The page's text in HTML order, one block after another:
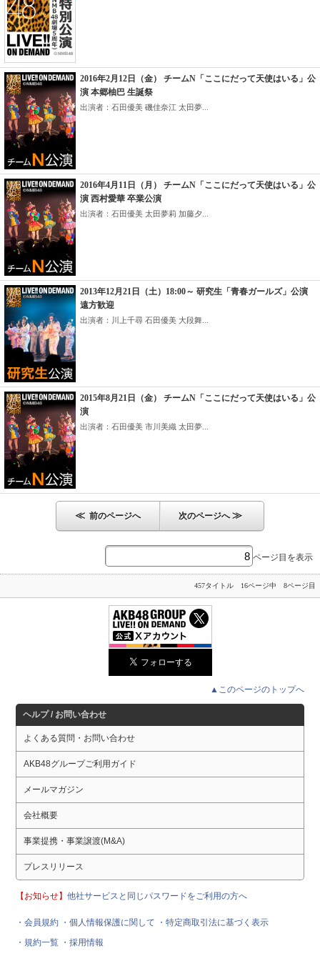
2016年2月12日（金） チームN「ここにだって天使はいる」公
演 本郷柚巴 生誕祭
出演者：石田優美 磯佳奈江 太田夢...
2016年4月11日（月） チームN「ここにだって天使はいる」公
演 西村愛華 卒業公演
出演者：石田優美 太田夢莉 加藤夕...
2013年12月21日（土）18:00～ 研究生「青春ガールズ」公演
遠方歓迎
出演者：川上千尋 石田優美 大段舞...
2015年8月21日（金） チームN「ここにだって天使はいる」公
演
出演者：石田優美 市川美織 太田夢...
≪ 前のページへ 次のページへ≫
ページ目を表示
457タイトル 16ページ中 8ページ目
▲このページのトップへ
ヘルプ / お問い合わせ
よくある質問・お問い合わせ
AKB48グループご利用ガイド
メールマガジン
会社概要
事業提携・事業譲渡(M&A)
プレスリリース
【お知らせ】他社サービスと同じパスワードをご利用の方へ
・会員規約 ・個人情報保護に関して
・特定商取引法に基づく表示
・規約一覧 ・採用情報